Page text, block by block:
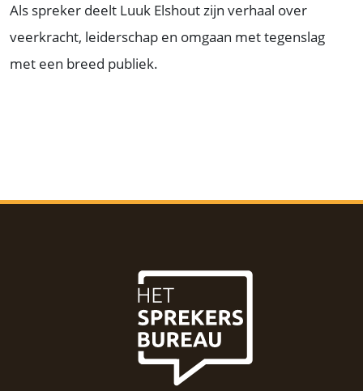
Als spreker deelt Luuk Elshout zijn verhaal over
veerkracht, leiderschap en omgaan met tegenslag
met een breed publiek.